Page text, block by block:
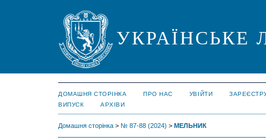
УКРАЇНСЬКЕ
ДОМАШНЯ СТОРІНКА ПРО НАС УВІЙТИ
ВИПУСК
АРХІВИ
Домашня сторінка > № 87-88 (2024) > МЕЛЬНИК